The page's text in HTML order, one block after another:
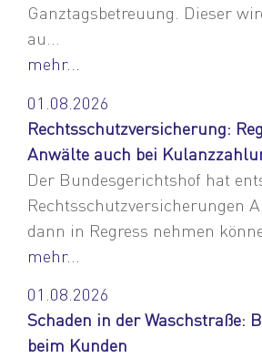
Ganztagsbetreuung. Dieser
au...
mehr...
01.08.2026
Rechtsschutzversicherung:
Anwälte auch bei
Der Bundesgerichtshof hat
Rechtsschutzversicherungen
dann in Regress nehmen
mehr...
01.08.2026
Schaden in der Waschstraße:
beim Kunden